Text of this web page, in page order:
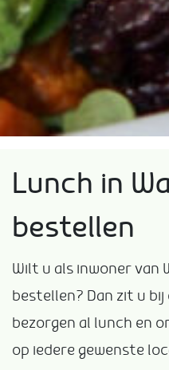
Lunch in
bestellen
Wilt u als inwoner van
bestellen? Dan zit u bij
bezorgen al lunch en
op iedere gewenste